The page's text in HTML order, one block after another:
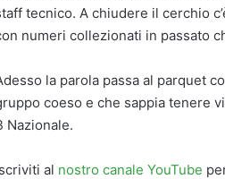
tecnico. A chiudere il cerchio
numeri collezionati in passato
la parola passa al parquet
coeso e che sappia tenere
Nazionale.
al nostro canale YouTube